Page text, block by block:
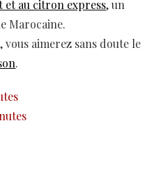
et au citron express, un
Marocaine.
aimerez sans doute le
.